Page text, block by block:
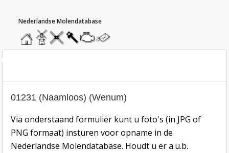
homemolendatabase
roedendatabase
assendatabase
motorendatabase
stuur
een
inzend-formulier
01231 (Naamloos) (Wenum)
Via onderstaand formulier kunt u foto's (in JPG of
PNG formaat) insturen voor opname in de
Nederlandse Molendatabase. Houdt u er a.u.b.